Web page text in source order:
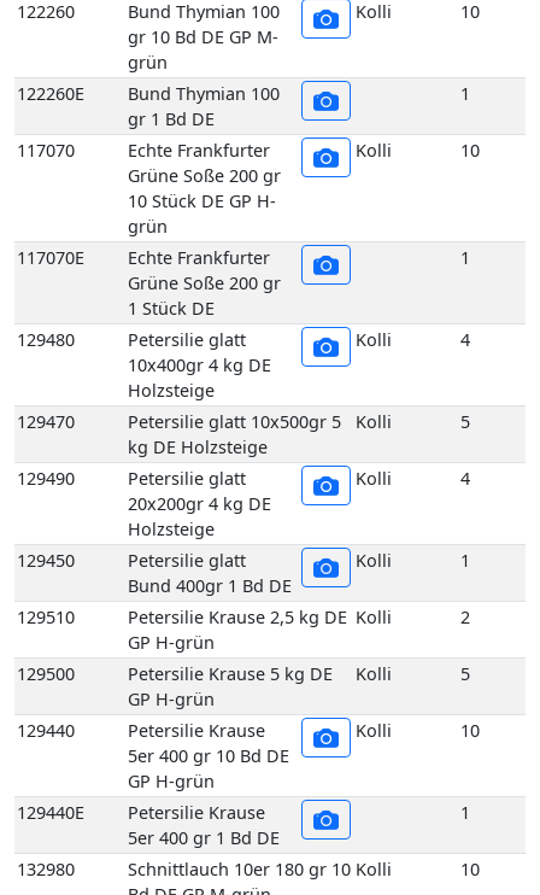
117070E
Echte Frankfurter
Grüne Soße 200 gr
1 Stück DE
1
129480
Petersilie glatt
10x400gr 4 kg DE
Holzsteige
4
Petersilie glatt 10x500gr 5
kg DE Holzsteige
129490
Petersilie glatt
20x200gr 4 kg DE
Holzsteige
Kolli 4
129450
Petersilie glatt
Bund 400gr 1 Bd DE
Kolli 1
Petersilie Krause 2,5 kg DE
GP H-grün
129500
Petersilie Krause 5 kg DE
GP H-grün
Kolli 5
129440
Petersilie Krause
5er 400 gr 10 Bd DE
GP H-grün
Kolli 10
129440E
Petersilie Krause
5er 400 gr 1 Bd DE
1
132980
Schnittlauch 10er 180 gr 10
Bd DE GP M-grün
Kolli 10
132980E
Schnittlauch 10er 180 gr 1
Bd DE
1
132990
Schnittlauch 5er 180 gr 10
Bd DE GP M-grün
Kolli 10
132990E
Schnittlauch 5er 180 gr 1
Bd DE
1
136540
Suppengrün 10 Bd DE GP
M-grün
Kolli 10